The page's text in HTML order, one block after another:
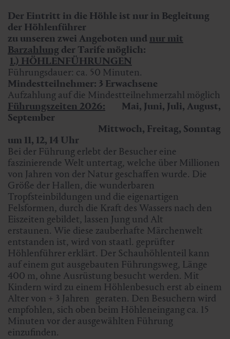
Der Eintritt in die Höhle ist nur in Begleitung
der Höhlenführer
zu unseren zwei Angeboten und nur mit
Barzahlung der Tarife möglich:
1.) HÖHLENFÜHRUNGEN
Führungsdauer: ca. 50 Minuten.
Mindestteilnehmer: 3 Erwachsene
Aufzahlung auf die Mindestteilnehmerzahl möglich
Führungszeiten 2026: Mai, Juni, Juli, August,
September
Mittwoch, Freitag, Sonntag
um 11, 12, 14 Uhr
Bei der Führung erlebt der Besucher eine
faszinierende Welt untertag, welche über Millionen
von Jahren von der Natur geschaffen wurde. Die
Größe der Hallen, die wunderbaren
Tropfsteinbildungen und die eigenartigen
Felsformen, durch die Kraft des Wassers nach den
Eiszeiten gebildet, lassen Jung und Alt
erstaunen. Wie diese zauberhafte Märchenwelt
entstanden ist, wird von staatl. geprüfter
Höhlenführer erklärt. Der Schauhöhlenteil kann
auf einem gut ausgebauten Führungsweg, Länge
400 m, ohne Ausrüstung besucht werden. Mit
Kindern wird zu einem Höhlenbesuch erst ab einem
Alter von + 3 Jahren geraten. Den Besuchern wird
empfohlen, sich oben beim Höhleneingang ca. 15
Minuten vor der ausgewählten Führung
einzufinden.